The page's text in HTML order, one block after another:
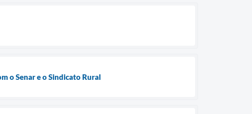
o Senar e o Sindicato Rural